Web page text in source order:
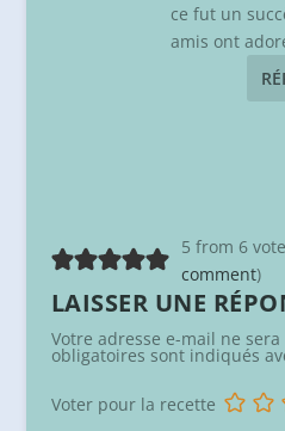
ce fut un
amis ont
5 from 6
comment)
LAISSER UNE
Votre adresse e-mail ne
obligatoires sont indiqués
Voter pour la recette